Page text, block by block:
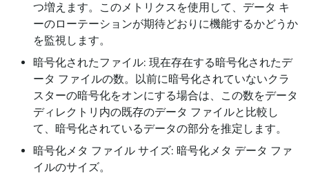
つ増えます。このメトリクスを使用して、データ キ
ーのローテーションが期待どおりに機能するかどうか
を監視します。
暗号化されたファイル: 現在存在する暗号化されたデ
ータ ファイルの数。以前に暗号化されていないクラ
スターの暗号化をオンにする場合は、この数をデータ
ディレクトリ内の既存のデータ ファイルと比較し
て、暗号化されているデータの部分を推定します。
暗号化メタ ファイル サイズ: 暗号化メタ データ ファ
イルのサイズ。